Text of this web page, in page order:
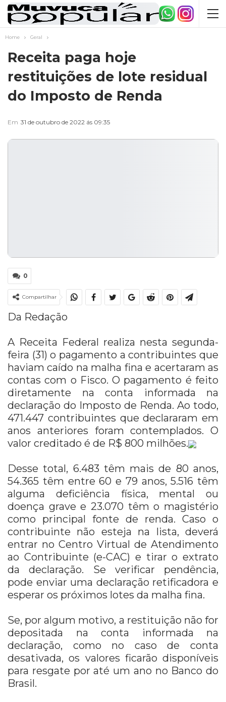
Home Geral
Receita paga hoje
restituições de lote residual
do Imposto de Renda
Em 31 de outubro de 2022 ás 09:35
0
Compartilhar
Da Redação
A Receita Federal realiza nesta segunda-
feira (31) o pagamento a contribuintes que
haviam caído na malha fina e acertaram as
contas com o Fisco. O pagamento é feito
diretamente na conta informada na
declaração do Imposto de Renda. Ao todo,
471.447 contribuintes que declararam em
anos anteriores foram contemplados. O
valor creditado é de R$ 800 milhões.
Desse total, 6.483 têm mais de 80 anos,
54.365 têm entre 60 e 79 anos, 5.516 têm
alguma deficiência física, mental ou
doença grave e 23.070 têm o magistério
como principal fonte de renda. Caso o
contribuinte não esteja na lista, deverá
entrar no Centro Virtual de Atendimento
ao Contribuinte (e-CAC) e tirar o extrato
da declaração. Se verificar pendência,
pode enviar uma declaração retificadora e
esperar os próximos lotes da malha fina.
Se, por algum motivo, a restituição não for
depositada na conta informada na
declaração, como no caso de conta
desativada, os valores ficarão disponíveis
para resgate por até um ano no Banco do
Brasil.